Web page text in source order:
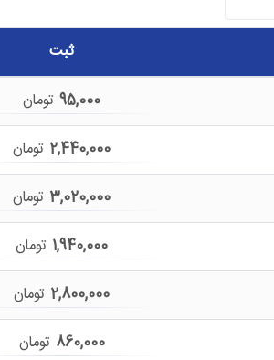
ثبت
95,000 تومان
2,440,000 تومان
3,020,000 تومان
1,940,000 تومان
2,800,000 تومان
860,000 تومان